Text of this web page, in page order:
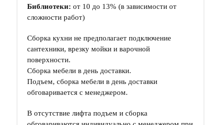
Библиотеки: от 10 до 13% (в зависимости от
сложности работ)
Сборка кухни не предполагает подключение
сантехники, врезку мойки и варочной
поверхности.
Сборка мебели в день доставки.
Подъем, сборка мебели в день доставки
обговаривается с менеджером.
В отсутствие лифта подъем и сборка